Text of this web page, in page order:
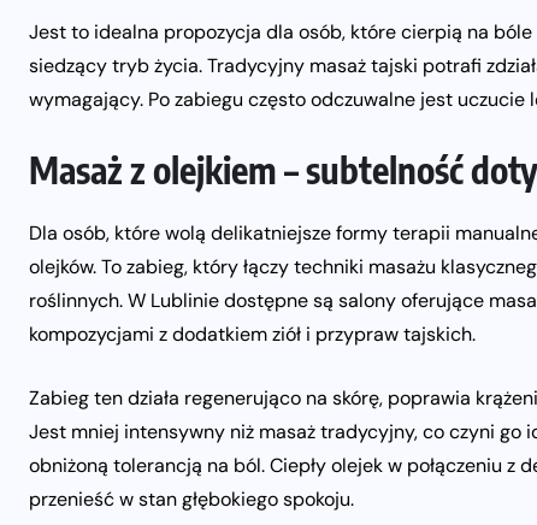
Jest to idealna propozycja dla osób, które cierpią na
siedzący tryb życia. Tradycyjny masaż tajski potrafi
wymagający. Po zabiegu często odczuwalne jest uczucie
Masaż z olejkiem – subtelność
Dla osób, które wolą delikatniejsze formy terapii
olejków. To zabieg, który łączy techniki masażu
roślinnych. W Lublinie dostępne są salony oferujące
kompozycjami z dodatkiem ziół i przypraw tajskich.
Zabieg ten działa regenerująco na skórę, poprawia
Jest mniej intensywny niż masaż tradycyjny, co czyni go
obniżoną tolerancją na ból. Ciepły olejek w połączeniu
przenieść w stan głębokiego spokoju.